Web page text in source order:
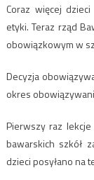
Coraz więcej
etyki. Teraz rząd
obowiązkowym w
Decyzja
okres
Pierwszy raz
bawarskich szkół
dzieci posyłano na